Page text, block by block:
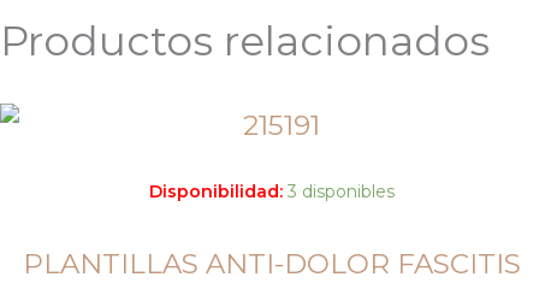
Productos relacionados
Disponibilidad: 3 disponibles
PLANTILLAS ANTI-DOLOR FASCITIS